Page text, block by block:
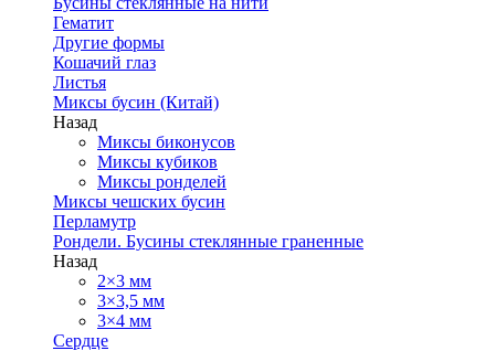
Гематит
Другие формы
Кошачий глаз
Листья
Миксы бусин (Китай)
Назад
Миксы биконусов
Миксы кубиков
Миксы ронделей
Миксы чешских бусин
Перламутр
Рондели. Бусины стеклянные граненные
Назад
2×3 мм
3×3,5 мм
3×4 мм
Сердце